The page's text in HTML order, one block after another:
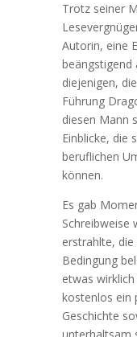
Trotz seiner
Autorin, eine
beängstigend
diejenigen,
Führung
diesen Mann
Einblicke, die
beruflichen
können.
Es gab
Schreibweise
erstrahlte,
Bedingung
etwas
kostenlos ein
Geschichte